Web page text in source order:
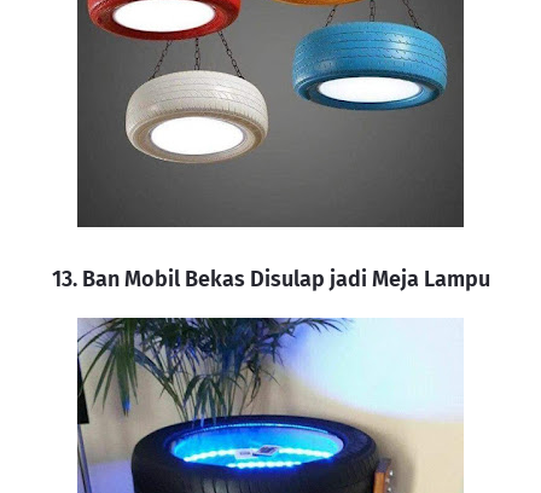
13. Ban Mobil Bekas Disulap jadi Meja Lampu